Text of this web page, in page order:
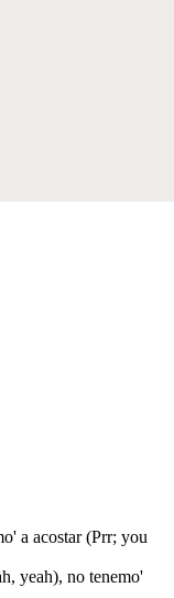
a acostar (Prr; you
yeah), no tenemo'